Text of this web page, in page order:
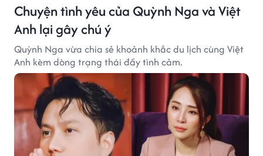
Chuyện tình yêu của Quỳnh Nga và Việt
Anh lại gây chú ý
Quỳnh Nga vừa chia sẻ khoảnh khắc du lịch cùng Việt
Anh kèm dòng trạng thái đầy tình cảm.